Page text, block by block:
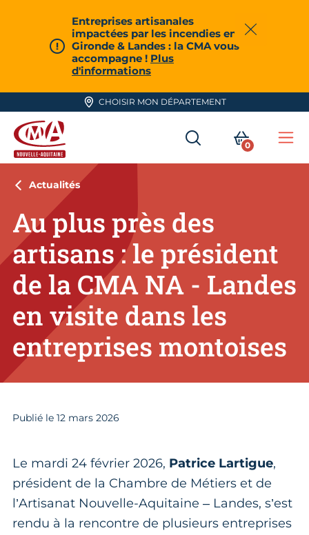
Entreprises artisanales
impactées par les incendies en
Gironde & Landes : la CMA vous
accompagne ! Plus
d'informations
Fermer
CHOISIR MON DÉPARTEMENT
CMA Nouvelle-Aquitaine
RECHERCHER
MON
0
Actualités
Au plus près des
artisans : le président
de la CMA NA - Landes
en visite dans les
entreprises montoises
Publié le 12 mars 2026
Le mardi 24 février 2026, Patrice Lartigue,
président de la Chambre de Métiers et de
l’Artisanat Nouvelle-Aquitaine – Landes, s’est
rendu à la rencontre de plusieurs entreprises